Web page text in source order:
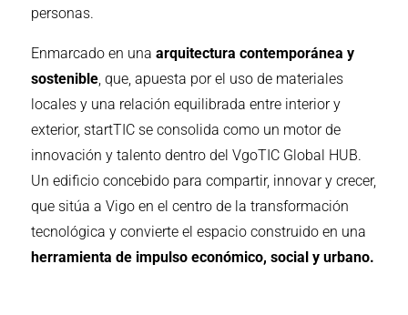
personas.
Enmarcado en una arquitectura contemporánea y
sostenible, que, apuesta por el uso de materiales
locales y una relación equilibrada entre interior y
exterior, startTIC se consolida como un motor de
innovación y talento dentro del VgoTIC Global HUB.
Un edificio concebido para compartir, innovar y crecer,
que sitúa a Vigo en el centro de la transformación
tecnológica y convierte el espacio construido en una
herramienta de impulso económico, social y urbano.